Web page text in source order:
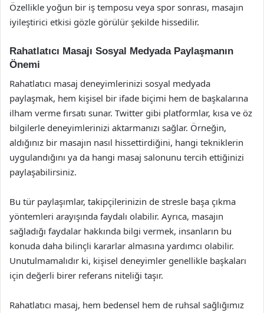
Özellikle yoğun bir iş temposu veya spor sonrası, masajın
iyileştirici etkisi gözle görülür şekilde hissedilir.
Rahatlatıcı Masajı Sosyal Medyada Paylaşmanın
Önemi
Rahatlatıcı masaj deneyimlerinizi sosyal medyada
paylaşmak, hem kişisel bir ifade biçimi hem de başkalarına
ilham verme fırsatı sunar. Twitter gibi platformlar, kısa ve öz
bilgilerle deneyimlerinizi aktarmanızı sağlar. Örneğin,
aldığınız bir masajın nasıl hissettirdiğini, hangi tekniklerin
uygulandığını ya da hangi masaj salonunu tercih ettiğinizi
paylaşabilirsiniz.
Bu tür paylaşımlar, takipçilerinizin de stresle başa çıkma
yöntemleri arayışında faydalı olabilir. Ayrıca, masajın
sağladığı faydalar hakkında bilgi vermek, insanların bu
konuda daha bilinçli kararlar almasına yardımcı olabilir.
Unutulmamalıdır ki, kişisel deneyimler genellikle başkaları
için değerli birer referans niteliği taşır.
Rahatlatıcı masaj, hem bedensel hem de ruhsal sağlığımız